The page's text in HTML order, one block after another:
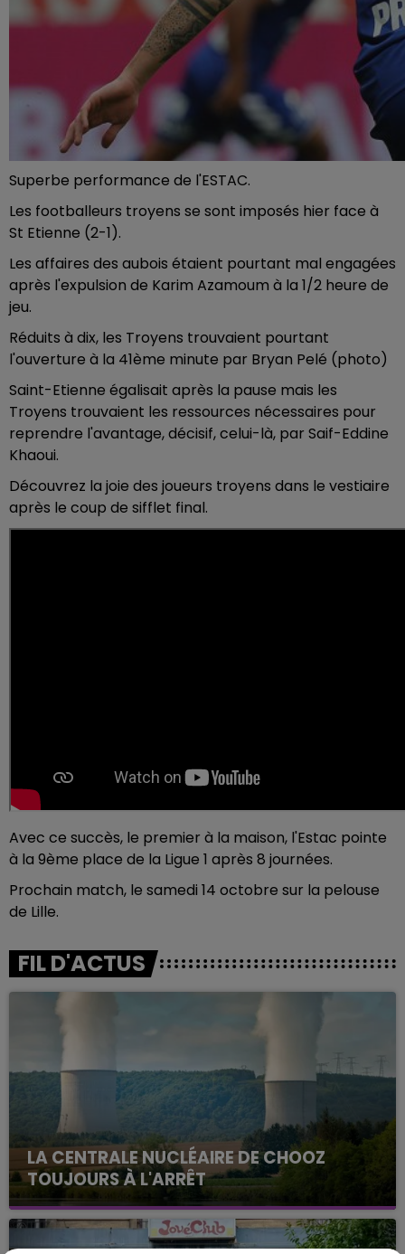
Superbe performance de l'ESTAC.
Les footballeurs troyens se sont imposés hier face à
St Etienne (2-1).
Les affaires des aubois étaient pourtant mal engagées
après l'expulsion de Karim Azamoum à la 1/2 heure de
jeu.
Réduits à dix, les Troyens trouvaient pourtant
l'ouverture à la 41ème minute par Bryan Pelé (photo)
Saint-Etienne égalisait après la pause mais les
Troyens trouvaient les ressources nécessaires pour
reprendre l'avantage, décisif, celui-là, par Saif-Eddine
Khaoui.
Découvrez la joie des joueurs troyens dans le vestiaire
après le coup de sifflet final.
Avec ce succès, le premier à la maison, l'Estac pointe
à la 9ème place de la Ligue 1 après 8 journées.
Prochain match, le samedi 14 octobre sur la pelouse
de Lille.
FIL D'ACTUS
LA CENTRALE NUCLÉAIRE DE CHOOZ
TOUJOURS À L'ARRÊT
Cela fait déjà une semaine que la centrale
nucléaire ardennaise est à l'arrêt. Une situation
justifiée par la sécheresse intense qui est toujours